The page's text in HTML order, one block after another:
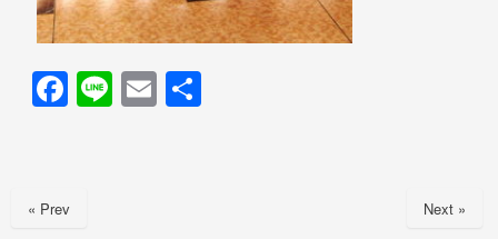
F
e
Li E
« Prev Next »